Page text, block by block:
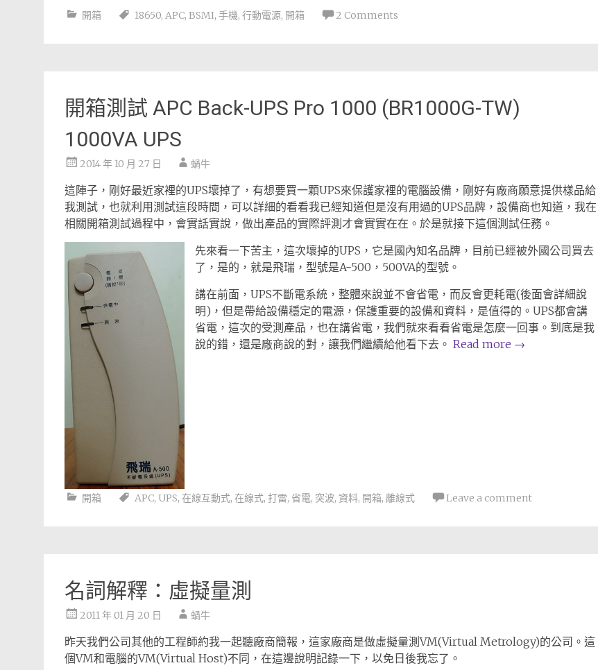
開箱 18650, APC, BSMI, 手機, 行動電源, 開箱 2 Comments
開箱測試 APC Back-UPS Pro 1000 (BR1000G-TW)
1000VA UPS
2014 年 10 月 27 日 蝸牛
這陣子，剛好最近家裡的UPS壞掉了，有想要買一顆UPS來保護家裡的電腦設備，剛好有廠商願意提供樣品給
我測試，也就利用測試這段時間，可以詳細的看看我已經知道但是沒有用過的UPS品牌，設備商也知道，我在
相關開箱測試過程中，會實話實說，做出產品的實際評測才會實實在在。於是就接下這個測試任務。
先來看一下苦主，這次壞掉的UPS，它是國內知名品牌，目前已經被外國公司買去
了，是的，就是飛瑞，型號是A-500，500VA的型號。
講在前面，UPS不斷電系統，整體來說並不會省電，而反會更耗電(後面會詳細說
明)，但是帶給設備穩定的電源，保護重要的設備和資料，是值得的。UPS都會講
省電，這次的受測產品，也在講省電，我們就來看看省電是怎麼一回事。到底是我
說的錯，還是廠商說的對，讓我們繼續給他看下去。 Read more →
開箱 APC, UPS, 在線互動式, 在線式, 打雷, 省電, 突波, 資料, 開箱, 離線式 Leave a comment
名詞解釋：虛擬量測
2011 年 01 月 20 日 蝸牛
昨天我們公司其他的工程師約我一起聽廠商簡報，這家廠商是做虛擬量測VM(Virtual Metrology)的公司。這
個VM和電腦的VM(Virtual Host)不同，在這邊說明記錄一下，以免日後我忘了。